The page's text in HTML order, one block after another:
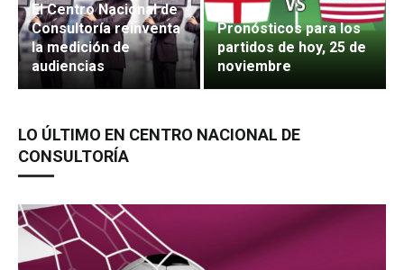
El Centro Nacional de
Consultoría reinventa
la medición de
audiencias
Pronósticos para los
partidos de hoy, 25 de
noviembre
LO ÚLTIMO EN CENTRO NACIONAL DE
CONSULTORÍA